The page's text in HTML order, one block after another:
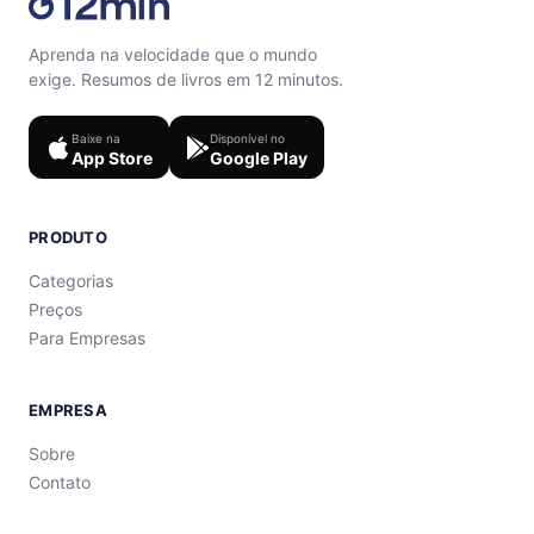
Aprenda na velocidade que o mundo
exige. Resumos de livros em 12 minutos.
Baixe na
App Store
Disponível no
Google Play
PRODUTO
Categorias
Preços
Para Empresas
EMPRESA
Sobre
Contato